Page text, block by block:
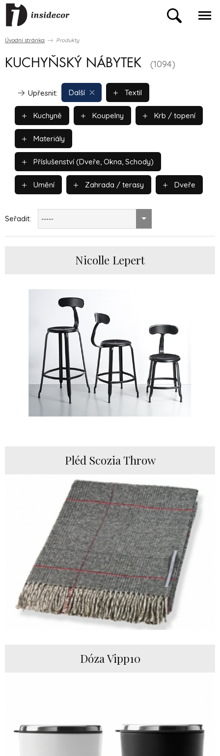
Úvodní stránka Produkty
KUCHYŇSKÝ NÁBYTEK (1094)
Další
Upřesnit: Textil
Kuchyně Koupelny Krb / topení
Materiály
Příslušenství (Dveře, Okna, Schody)
Umění Zahrada / terasy Dveře
Seřadit: -----
Nicolle Lepert
Pléd Scozia Throw
Dóza Vipp10